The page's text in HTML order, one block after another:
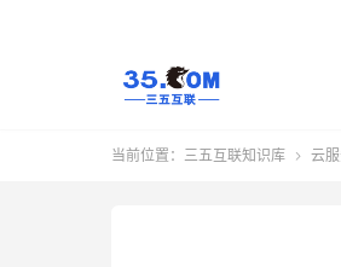
当前位置： 三五互联知识库  云